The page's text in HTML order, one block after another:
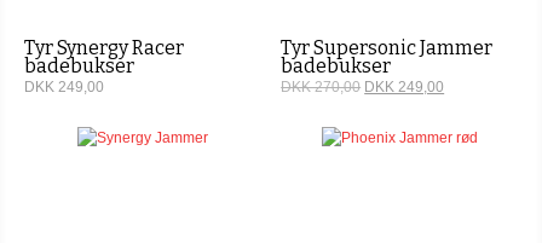
Tyr Synergy Racer
badebukser
DKK 249,00
Tyr Supersonic Jammer
badebukser
DKK 270,00 DKK 249,00